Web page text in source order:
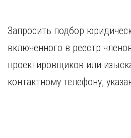
Запросить подбор
включенного в реестр
проектировщиков или
контактному телефону,